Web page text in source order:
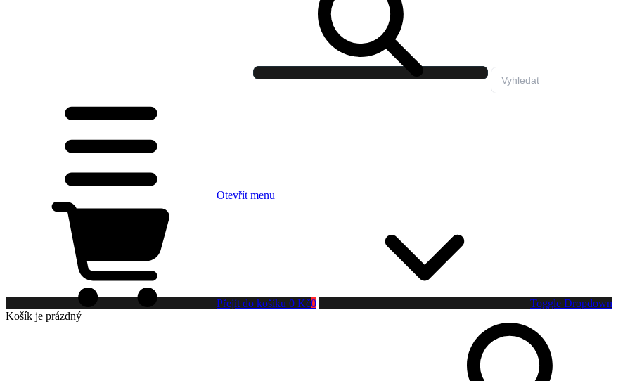
Otevřít menu
Přejít do košíku 0 Kč0
Toggle Dropdown
Košík je prázdný